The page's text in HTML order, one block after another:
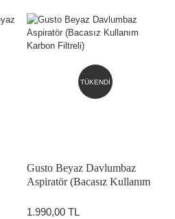
TÜKENDİ
Gusto Beyaz Davlumbaz
Aspiratör (Bacasız Kullanım
1.990,00 TL